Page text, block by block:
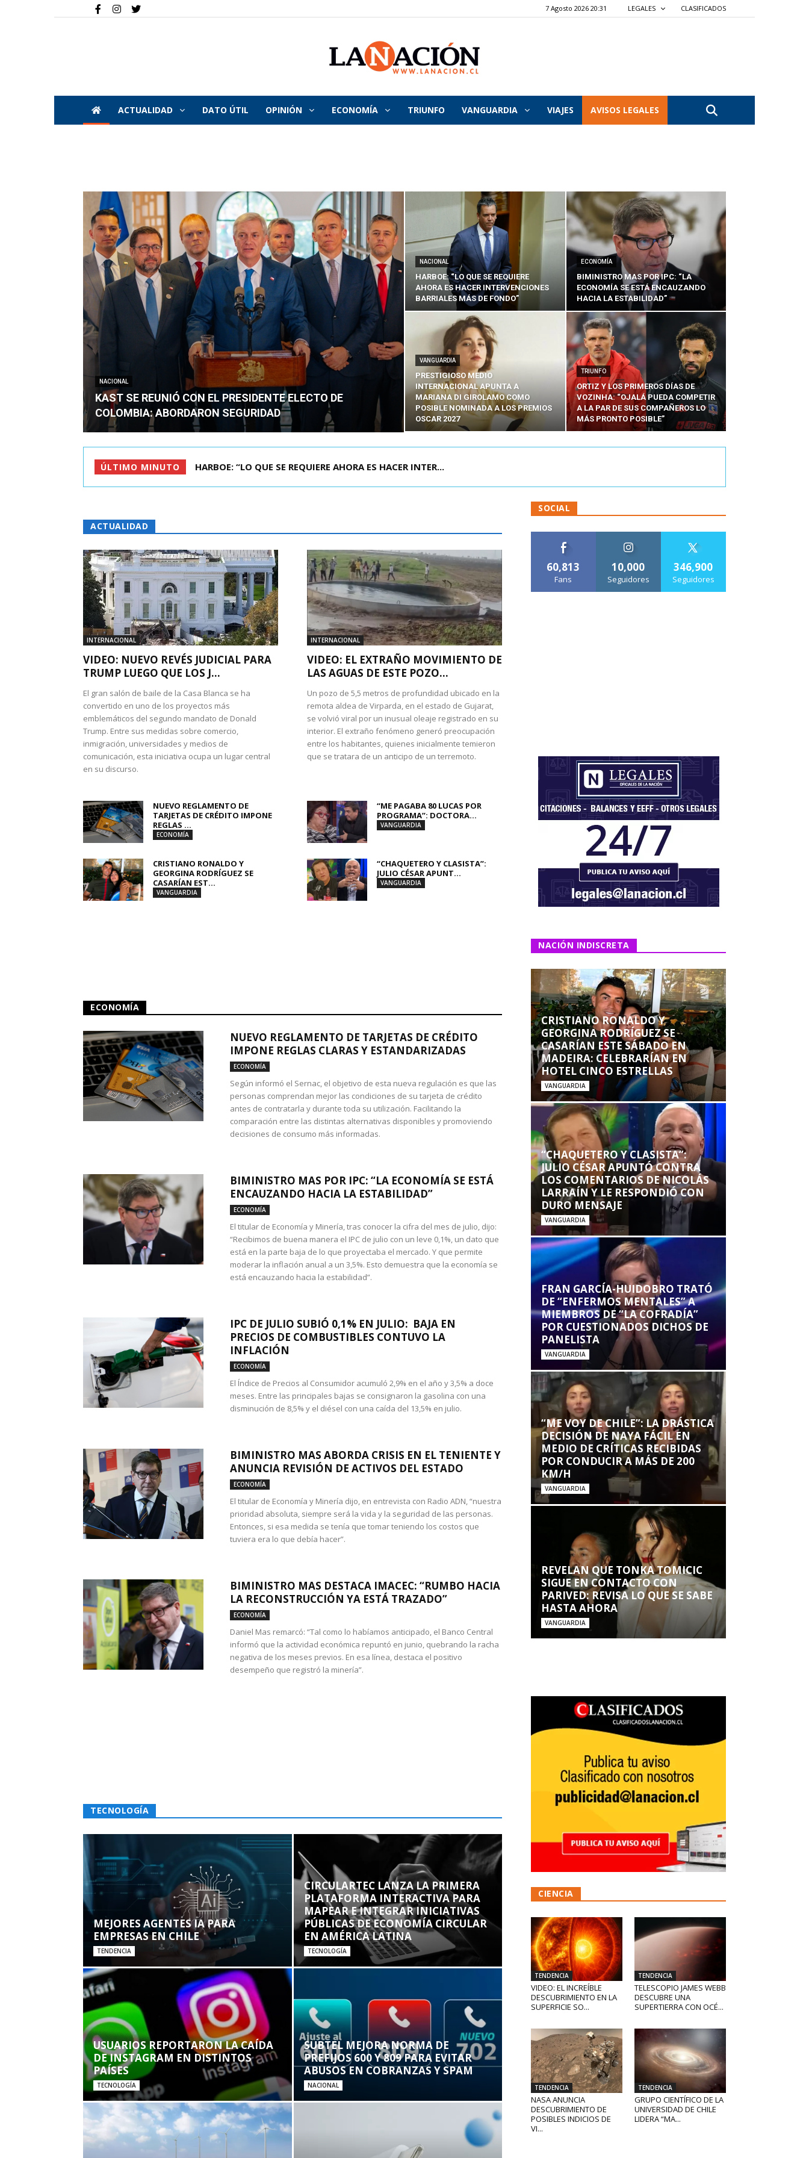
7 Agosto 2026 20:31 LEGALES CLASIFICADOS
La
Nación
ACTUALIDAD DATO ÚTIL OPINIÓN ECONOMÍA TRIUNFO VANGUARDIA VIAJES AVISOS LEGALES
NACIONAL
KAST SE REUNIÓ CON EL PRESIDENTE ELECTO DE
COLOMBIA: ABORDARON SEGURIDAD
NACIONAL
HARBOE: “LO QUE SE REQUIERE
AHORA ES HACER INTERVENCIONES
BARRIALES MÁS DE FONDO”
ECONOMÍA
BIMINISTRO MAS POR IPC: “LA
ECONOMÍA SE ESTÁ ENCAUZANDO
HACIA LA ESTABILIDAD”
VANGUARDIA
PRESTIGIOSO MEDIO
INTERNACIONAL APUNTA A
MARIANA DI GIROLAMO COMO
POSIBLE NOMINADA A LOS PREMIOS
OSCAR 2027
TRIUNFO
ORTIZ Y LOS PRIMEROS DÍAS DE
VOZINHA: “OJALÁ PUEDA COMPETIR
A LA PAR DE SUS COMPAÑEROS LO
MÁS PRONTO POSIBLE”
ÚLTIMO MINUTO BIMINISTRO MAS POR IPC: “LA ECONOMÍA SE ESTÁ ENC...
ACTUALIDAD
INTERNACIONAL
VIDEO: NUEVO REVÉS JUDICIAL PARA
TRUMP LUEGO QUE LOS J...
El gran salón de baile de la Casa Blanca se ha
convertido en uno de los proyectos más
emblemáticos del segundo mandato de Donald
Trump. Entre sus medidas sobre comercio,
inmigración, universidades y medios de
comunicación, esta iniciativa ocupa un lugar central
en su discurso.
INTERNACIONAL
VIDEO: EL EXTRAÑO MOVIMIENTO DE
LAS AGUAS DE ESTE POZO...
Un pozo de 5,5 metros de profundidad ubicado en la
remota aldea de Virparda, en el estado de Gujarat,
se volvió viral por un inusual oleaje registrado en su
interior. El extraño fenómeno generó preocupación
entre los habitantes, quienes inicialmente temieron
que se tratara de un anticipo de un terremoto.
NUEVO REGLAMENTO DE
TARJETAS DE CRÉDITO IMPONE
REGLAS ...
ECONOMÍA
“ME PAGABA 80 LUCAS POR
PROGRAMA”: DOCTORA...
VANGUARDIA
CRISTIANO RONALDO Y
GEORGINA RODRÍGUEZ SE
CASARÍAN EST...
VANGUARDIA
“CHAQUETERO Y CLASISTA”:
JULIO CÉSAR APUNT...
VANGUARDIA
ECONOMÍA
NUEVO REGLAMENTO DE TARJETAS DE CRÉDITO
IMPONE REGLAS CLARAS Y ESTANDARIZADAS
ECONOMÍA
Según informó el Sernac, el objetivo de esta nueva regulación es que las
personas comprendan mejor las condiciones de su tarjeta de crédito
antes de contratarla y durante toda su utilización. Facilitando la
comparación entre las distintas alternativas disponibles y promoviendo
decisiones de consumo más informadas.
BIMINISTRO MAS POR IPC: “LA ECONOMÍA SE ESTÁ
ENCAUZANDO HACIA LA ESTABILIDAD”
ECONOMÍA
El titular de Economía y Minería, tras conocer la cifra del mes de julio, dijo:
“Recibimos de buena manera el IPC de julio con un leve 0,1%, un dato que
está en la parte baja de lo que proyectaba el mercado. Y que permite
moderar la inflación anual a un 3,5%. Esto demuestra que la economía se
está encauzando hacia la estabilidad”.
IPC DE JULIO SUBIÓ 0,1% EN JULIO: BAJA EN
PRECIOS DE COMBUSTIBLES CONTUVO LA
INFLACIÓN
ECONOMÍA
El Índice de Precios al Consumidor acumuló 2,9% en el año y 3,5% a doce
meses. Entre las principales bajas se consignaron la gasolina con una
disminución de 8,5% y el diésel con una caída del 13,5% en julio.
BIMINISTRO MAS ABORDA CRISIS EN EL TENIENTE Y
ANUNCIA REVISIÓN DE ACTIVOS DEL ESTADO
ECONOMÍA
El titular de Economía y Minería dijo, en entrevista con Radio ADN, “nuestra
prioridad absoluta, siempre será la vida y la seguridad de las personas.
Entonces, si esa medida se tenía que tomar teniendo los costos que
tuviera era lo que debía hacer”.
BIMINISTRO MAS DESTACA IMACEC: “RUMBO HACIA
LA RECONSTRUCCIÓN YA ESTÁ TRAZADO”
ECONOMÍA
Daniel Mas remarcó: “Tal como lo habíamos anticipado, el Banco Central
informó que la actividad económica repuntó en junio, quebrando la racha
negativa de los meses previos. En esa línea, destaca el positivo
desempeño que registró la minería”.
TECNOLOGÍA
MEJORES AGENTES IA PARA
EMPRESAS EN CHILE
TENDENCIA
CIRCULARTEC LANZA LA PRIMERA
PLATAFORMA INTERACTIVA PARA
MAPEAR E INTEGRAR INICIATIVAS
PÚBLICAS DE ECONOMÍA CIRCULAR
EN AMÉRICA LATINA
TECNOLOGÍA
USUARIOS REPORTARON LA CAÍDA
DE INSTAGRAM EN DISTINTOS
PAÍSES
TECNOLOGÍA
SUBTEL MEJORA NORMA DE
PREFIJOS 600 Y 809 PARA EVITAR
ABUSOS EN COBRANZAS Y SPAM
NACIONAL
SOCIAL
60,813
Fans
10,000
Seguidores
346,900
Seguidores
NACIÓN INDISCRETA
CRISTIANO RONALDO Y
GEORGINA RODRÍGUEZ SE
CASARÍAN ESTE SÁBADO EN
MADEIRA: CELEBRARÍAN EN
HOTEL CINCO ESTRELLAS
VANGUARDIA
“CHAQUETERO Y CLASISTA”:
JULIO CÉSAR APUNTÓ CONTRA
LOS COMENTARIOS DE NICOLÁS
LARRAÍN Y LE RESPONDIÓ CON
DURO MENSAJE
VANGUARDIA
FRAN GARCÍA-HUIDOBRO TRATÓ
DE “ENFERMOS MENTALES” A
MIEMBROS DE “LA COFRADÍA”
POR CUESTIONADOS DICHOS DE
PANELISTA
VANGUARDIA
“ME VOY DE CHILE”: LA DRÁSTICA
DECISIÓN DE NAYA FÁCIL EN
MEDIO DE CRÍTICAS RECIBIDAS
POR CONDUCIR A MÁS DE 200
KM/H
VANGUARDIA
REVELAN QUE TONKA TOMICIC
SIGUE EN CONTACTO CON
PARIVED: REVISA LO QUE SE SABE
HASTA AHORA
VANGUARDIA
CIENCIA
TENDENCIA
VIDEO: EL INCREÍBLE
DESCUBRIMIENTO EN LA
SUPERFICIE SO...
TENDENCIA
TELESCOPIO JAMES WEBB
DESCUBRE UNA
SUPERTIERRA CON OCÉ...
TENDENCIA
NASA ANUNCIA
DESCUBRIMIENTO DE
POSIBLES INDICIOS DE
VI...
TENDENCIA
GRUPO CIENTÍFICO DE LA
UNIVERSIDAD DE CHILE
LIDERA “MA...